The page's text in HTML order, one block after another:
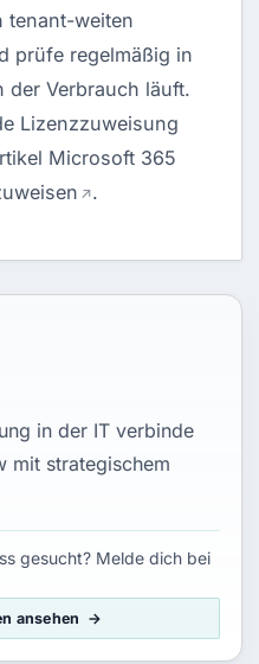
tenant-weiten
prüfe regelmäßig in
der Verbrauch läuft.
Lizenzzuweisung
Microsoft 365
.
in der IT verbinde
mit strategischem
gesucht? Melde dich bei
ansehen